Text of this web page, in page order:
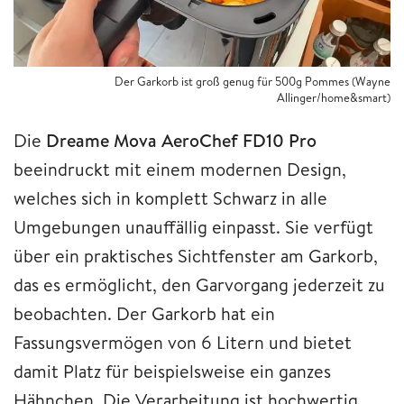
Der Garkorb ist groß genug für 500g Pommes (Wayne
Allinger/home&smart)
Die Dreame Mova AeroChef FD10 Pro
beeindruckt mit einem modernen Design,
welches sich in komplett Schwarz in alle
Umgebungen unauffällig einpasst. Sie verfügt
über ein praktisches Sichtfenster am Garkorb,
das es ermöglicht, den Garvorgang jederzeit zu
beobachten. Der Garkorb hat ein
Fassungsvermögen von 6 Litern und bietet
damit Platz für beispielsweise ein ganzes